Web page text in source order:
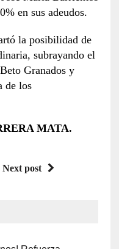
en sus adeudos.
la posibilidad de
subrayando el
Granados y
de los
MATA.
Next post